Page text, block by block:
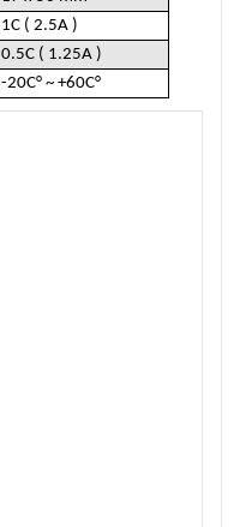
1C ( 2.5A )
0.5C ( 1.25A )
-20C° ~ +60C°